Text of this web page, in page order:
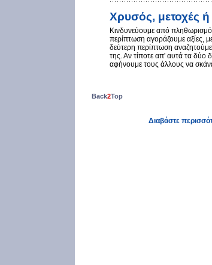
Χρυσός, μετοχές
Kινδυνεύουμε από
περίπτωση αγοράζουμε αξίες,
δεύτερη περίπτωση
της. Αν τίποτε απ' αυτά τα δύο
αφήνουμε τους άλλους να
Back2Top
Διαβάστε